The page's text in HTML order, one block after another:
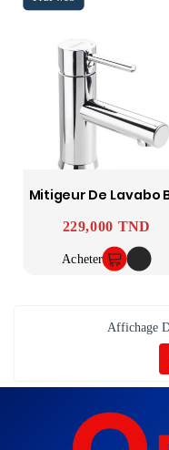
Prix
229,000 TND
Acheter
Affichage